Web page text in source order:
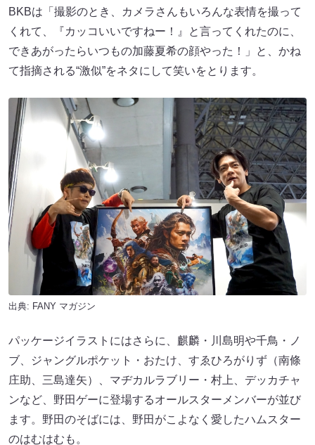
BKBは「撮影のとき、カメラさんもいろんな表情を撮って
くれて、『カッコいいですねー！』と言ってくれたのに、
できあがったらいつもの加藤夏希の顔やった！」と、かね
て指摘される“激似”をネタにして笑いをとります。
出典: FANY マガジン
パッケージイラストにはさらに、麒麟・川島明や千鳥・ノ
ブ、ジャングルポケット・おたけ、すゑひろがりず（南條
庄助、三島達矢）、マヂカルラブリー・村上、デッカチャ
ンなど、野田ゲーに登場するオールスターメンバーが並び
ます。野田のそばには、野田がこよなく愛したハムスター
のはむはむも。